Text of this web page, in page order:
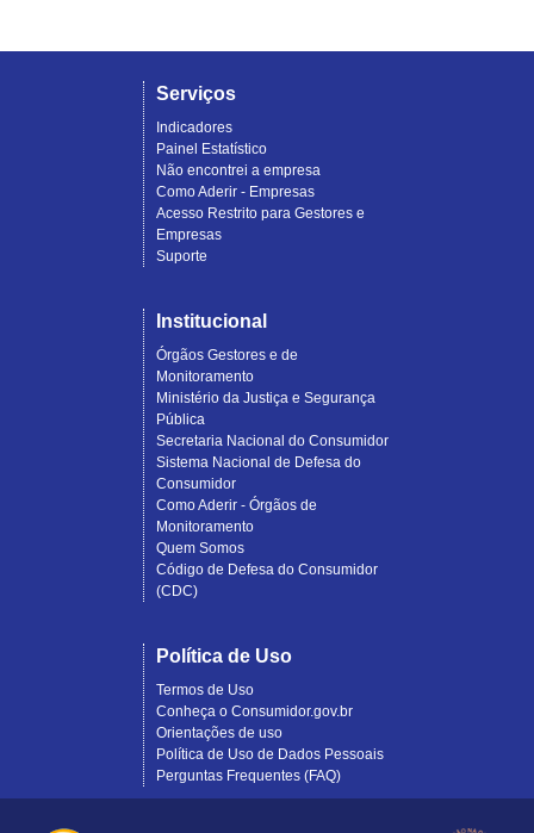
Serviços
Indicadores
Painel Estatístico
Não encontrei a empresa
Como Aderir - Empresas
Acesso Restrito para Gestores e
Empresas
Suporte
Institucional
Órgãos Gestores e de
Monitoramento
Ministério da Justiça e Segurança
Pública
Secretaria Nacional do Consumidor
Sistema Nacional de Defesa do
Consumidor
Como Aderir - Órgãos de
Monitoramento
Quem Somos
Código de Defesa do Consumidor
(CDC)
Política de Uso
Termos de Uso
Conheça o Consumidor.gov.br
Orientações de uso
Política de Uso de Dados Pessoais
Perguntas Frequentes (FAQ)